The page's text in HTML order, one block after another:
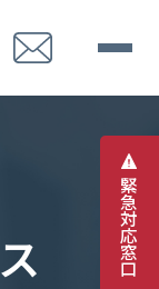
緊
急
対
応
窓
口
ス